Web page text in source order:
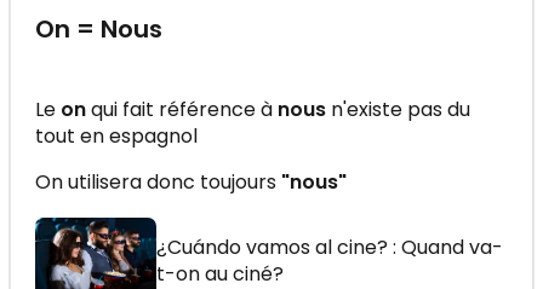
On = Nous
Le onqui fait référence à nous n'existe pas du
tout en espagnol
On utilisera donc toujours "nous"
¿Cuándo vamos al cine? : Quand va-
t-on au ciné?